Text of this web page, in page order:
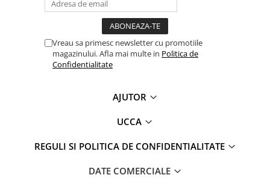
Vreau sa primesc newsletter cu promotiile
magazinului. Afla mai multe in Politica de
Confidentialitate
AJUTOR
UCCA
REGULI SI POLITICA DE CONFIDENTIALITATE
DATE COMERCIALE